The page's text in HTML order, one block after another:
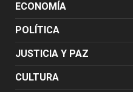
ECONOMÍA
POLÍTICA
JUSTICIA Y PAZ
CULTURA